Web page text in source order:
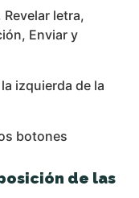
letra,
Enviar y
izquierda de la
botones
de las